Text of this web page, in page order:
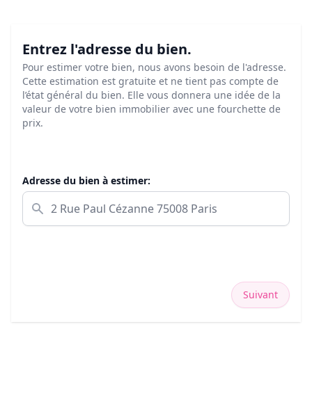
Entrez l'adresse du bien.
Pour estimer votre bien, nous avons besoin de l'adresse.
Cette estimation est gratuite et ne tient pas compte de
l’état général du bien. Elle vous donnera une idée de la
valeur de votre bien immobilier avec une fourchette de
prix.
Adresse du bien à estimer:
Suivant